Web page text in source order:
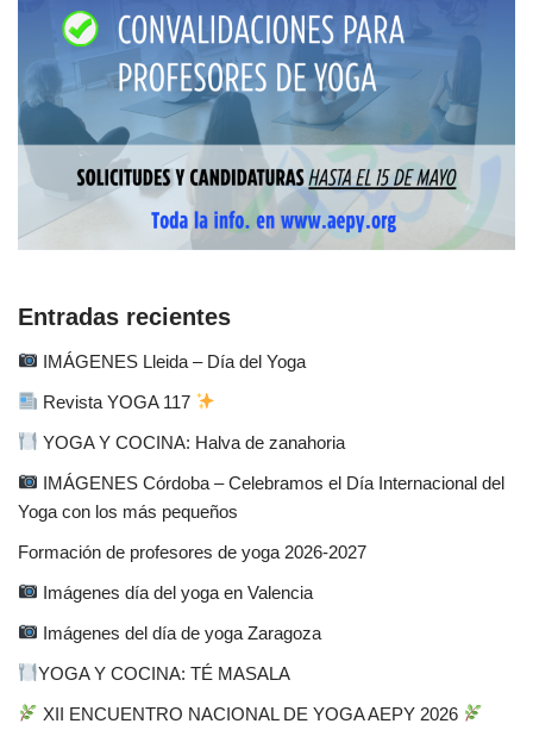
Entradas recientes
IMÁGENES Lleida – Día del Yoga
Revista YOGA 117
YOGA Y COCINA: Halva de zanahoria
IMÁGENES Córdoba – Celebramos el Día Internacional del
Yoga con los más pequeños
Formación de profesores de yoga 2026-2027
Imágenes día del yoga en Valencia
Imágenes del día de yoga Zaragoza
YOGA Y COCINA: TÉ MASALA
XII ENCUENTRO NACIONAL DE YOGA AEPY 2026